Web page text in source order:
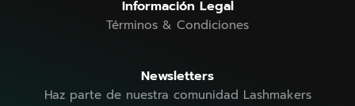
Información Legal
Términos & Condiciones
Newsletters
Haz parte de nuestra comunidad Lashmakers